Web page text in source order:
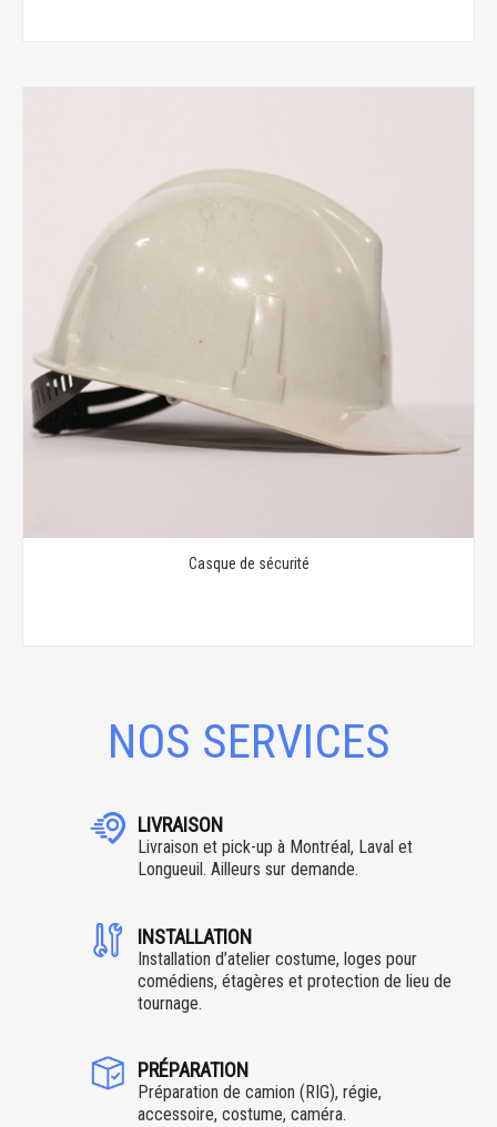
Casque de sécurité
NOS SERVICES
LIVRAISON
Livraison et pick-up à Montréal, Laval et
Longueuil. Ailleurs sur demande.
INSTALLATION
Installation d’atelier costume, loges pour
comédiens, étagères et protection de lieu de
tournage.
PRÉPARATION
Préparation de camion (RIG), régie,
accessoire, costume, caméra.